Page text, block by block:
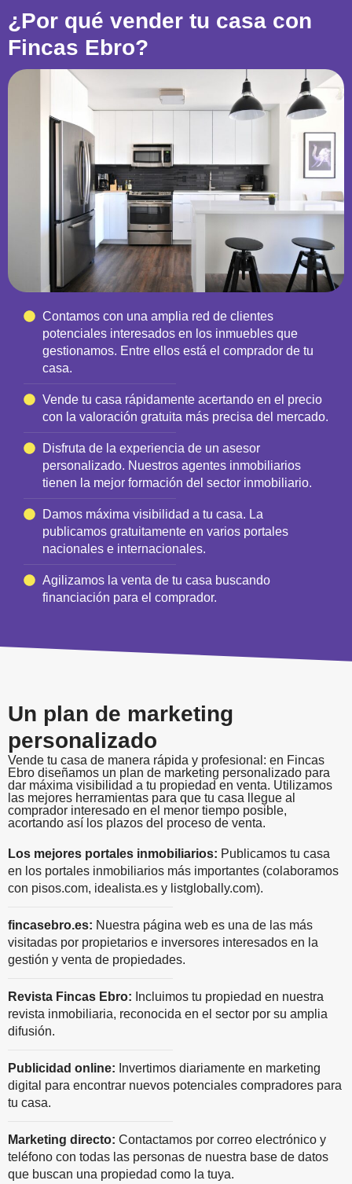
¿Por qué vender tu casa con
Fincas Ebro?
Contamos con una amplia red de clientes
potenciales interesados en los inmuebles que
gestionamos. Entre ellos está el comprador de tu
casa.
Vende tu casa rápidamente acertando en el precio
con la valoración gratuita más precisa del mercado.
Disfruta de la experiencia de un asesor
personalizado. Nuestros agentes inmobiliarios
tienen la mejor formación del sector inmobiliario.
Damos máxima visibilidad a tu casa. La
publicamos gratuitamente en varios portales
nacionales e internacionales.
Agilizamos la venta de tu casa buscando
financiación para el comprador.
Un plan de marketing
personalizado
Vende tu casa de manera rápida y profesional: en Fincas
Ebro diseñamos un plan de marketing personalizado para
dar máxima visibilidad a tu propiedad en venta. Utilizamos
las mejores herramientas para que tu casa llegue al
comprador interesado en el menor tiempo posible,
acortando así los plazos del proceso de venta.
Los mejores portales inmobiliarios: Publicamos tu casa
en los portales inmobiliarios más importantes (colaboramos
con pisos.com, idealista.es y listglobally.com).
fincasebro.es: Nuestra página web es una de las más
visitadas por propietarios e inversores interesados en la
gestión y venta de propiedades.
Revista Fincas Ebro: Incluimos tu propiedad en nuestra
revista inmobiliaria, reconocida en el sector por su amplia
difusión.
Publicidad online: Invertimos diariamente en marketing
digital para encontrar nuevos potenciales compradores para
tu casa.
Marketing directo: Contactamos por correo electrónico y
teléfono con todas las personas de nuestra base de datos
que buscan una propiedad como la tuya.